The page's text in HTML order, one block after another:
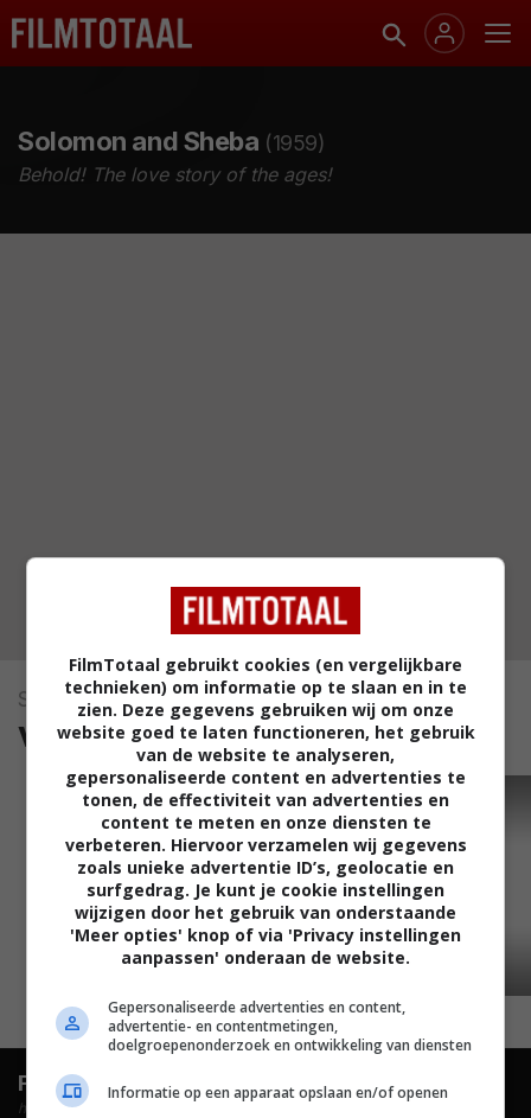
Solomon and Sheba (1959)
Behold! The love story of the ages!
Solomon and Sheba
video's (1)
TRAILER
FilmTotaal. Hét online filmoverzicht.
hosted by
FilmTotaal gebruikt cookies (en vergelijkbare
technieken) om informatie op te slaan en in te
zien. Deze gegevens gebruiken wij om onze
website goed te laten functioneren, het gebruik
van de website te analyseren,
gepersonaliseerde content en advertenties te
tonen, de effectiviteit van advertenties en
content te meten en onze diensten te
verbeteren. Hiervoor verzamelen wij gegevens
zoals unieke advertentie ID’s, geolocatie en
surfgedrag. Je kunt je cookie instellingen
wijzigen door het gebruik van onderstaande
'Meer opties' knop of via 'Privacy instellingen
aanpassen' onderaan de website.
Gepersonaliseerde advertenties en content,
advertentie- en contentmetingen,
doelgroepenonderzoek en ontwikkeling van diensten
Informatie op een apparaat opslaan en/of openen